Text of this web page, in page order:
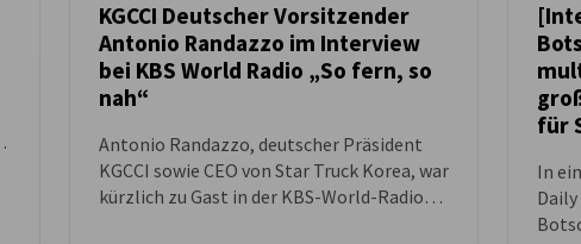
NEUIGKEITEN
KGCCI Deutscher Vorsitzender
Antonio Randazzo im Interview
bei KBS World Radio „So fern, so
nah“
Antonio Randazzo, deutscher Präsident
KGCCI sowie CEO von Star Truck Korea, war
kürzlich zu Gast in der KBS-World-Radio-
für
In